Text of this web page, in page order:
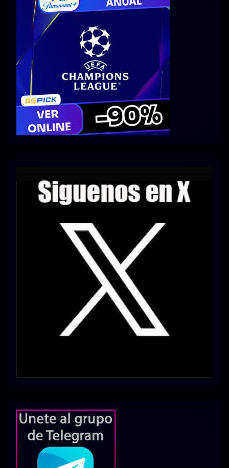
Bélico Thriller
Biográfico
SERIES
Series 1080p Series 4K HDR
Series 720p 2160p 4K SDR
Series 1080p 60 FPS